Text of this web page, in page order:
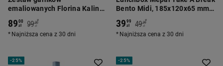
emaliowanych Florina Kalina,
6 elementów
8900
zł 99 00
zł
*
Najniższa cena z 30 dni
Bento Midi, 185x120x65 mm,
3999
zł 49 99
zł
*
Najniższa cena z 30 dni
-25% -25%